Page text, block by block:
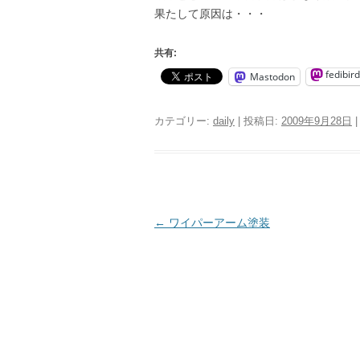
果たして原因は・・・
共有:
Mastodon fedibird
カテゴリー: daily | 投稿日: 2009年9月28日 |
投
← ワイパーアーム塗装